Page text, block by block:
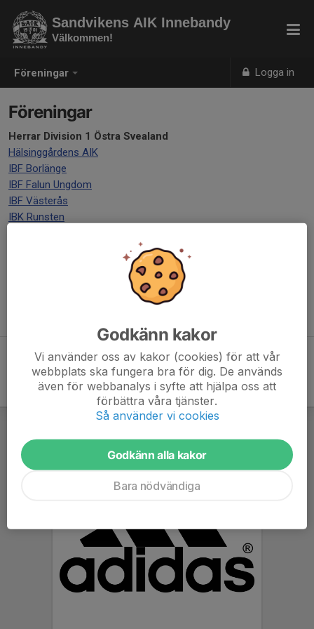
Föreningar Logga in
Sandvikens AIK Innebandy
Välkommen!
Föreningar
Herrar Division 1 Östra Svealand
Hälsinggårdens AIK
IBF Borlänge
IBF Falun Ungdom
IBF Västerås
IBK Runsten
Godkänn kakor
Vi använder oss av kakor (cookies) för att vår
webbplats ska fungera bra för dig. De används
även för webbanalys i syfte att hjälpa oss att
förbättra våra tjänster.
Så använder vi cookies
Godkänn alla kakor
Bara nödvändiga